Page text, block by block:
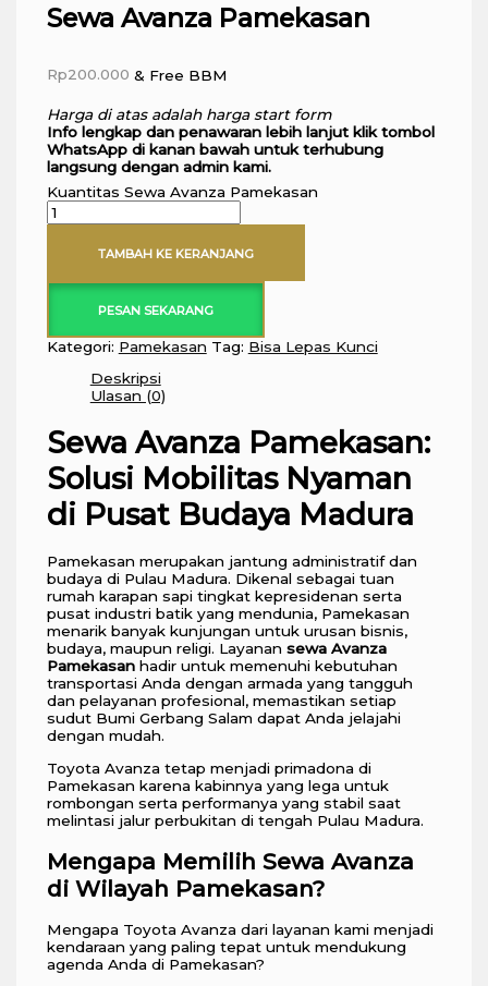
Sewa Avanza Pamekasan
Rp200.000 & Free BBM
Harga di atas adalah harga start form
Info lengkap dan penawaran lebih lanjut klik tombol
WhatsApp di kanan bawah untuk terhubung
langsung dengan admin kami.
Kuantitas Sewa Avanza Pamekasan
TAMBAH KE KERANJANG
PESAN SEKARANG
Kategori: Pamekasan Tag: Bisa Lepas Kunci
Deskripsi
Ulasan (0)
Sewa Avanza Pamekasan:
Solusi Mobilitas Nyaman
di Pusat Budaya Madura
Pamekasan merupakan jantung administratif dan
budaya di Pulau Madura. Dikenal sebagai tuan
rumah karapan sapi tingkat kepresidenan serta
pusat industri batik yang mendunia, Pamekasan
menarik banyak kunjungan untuk urusan bisnis,
budaya, maupun religi. Layanan sewa Avanza
Pamekasanhadir untuk memenuhi kebutuhan
transportasi Anda dengan armada yang tangguh
dan pelayanan profesional, memastikan setiap
sudut Bumi Gerbang Salam dapat Anda jelajahi
dengan mudah.
Toyota Avanza tetap menjadi primadona di
Pamekasan karena kabinnya yang lega untuk
rombongan serta performanya yang stabil saat
melintasi jalur perbukitan di tengah Pulau Madura.
Mengapa Memilih Sewa Avanza
di Wilayah Pamekasan?
Mengapa Toyota Avanza dari layanan kami menjadi
kendaraan yang paling tepat untuk mendukung
agenda Anda di Pamekasan?